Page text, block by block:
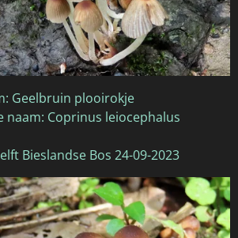
Geelbruin plooirokje
naam: Coprinus leiocephalus
Bieslandse Bos 24-09-2023